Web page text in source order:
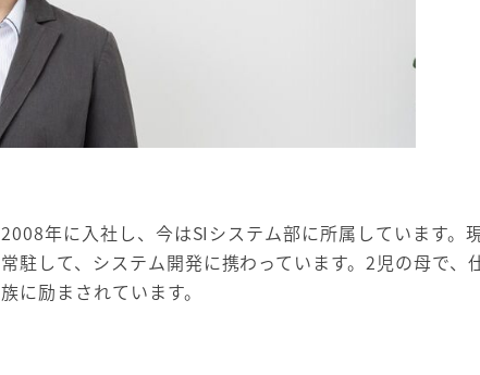
2008年に入社し、今はSIシステム部に所属しています。
常駐して、システム開発に携わっています。2児の母で、
族に励まされています。